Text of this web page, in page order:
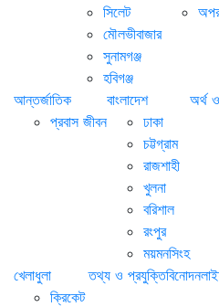
সিলেট
মৌলভীবাজার
সুনামগঞ্জ
হবিগঞ্জ
আন্তর্জাতিক
প্রবাস জীবন
বাংলাদেশ
ঢাকা
চট্টগ্রাম
রাজশাহী
খুলনা
বরিশাল
রংপুর
ময়মনসিংহ
অর্থ
খেলাধুলা
ক্রিকেট
তথ্য ও প্রযুক্তিবিনোদন